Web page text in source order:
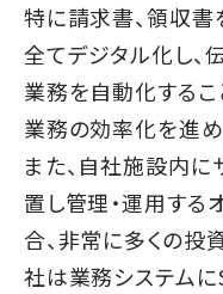
特に請求書、領収
全てデジタル化し、
業務を自動化する
業務の効率化を進め
また、自社施設内
置し管理・運用する
合、非常に多くの投
社は業務システムに